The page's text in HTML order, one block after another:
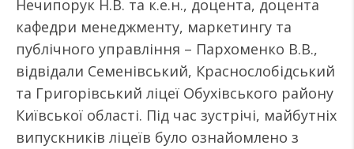
Нечипорук Н.В. та к.е.н., доцента, доцента
кафедри менеджменту, маркетингу та
публічного управління – Пархоменко В.В.,
відвідали Семенівський, Краснослобідський
та Григорівський ліцеї Обухівського району
Київської області. Під час зустрічі, майбутніх
випускників ліцеїв було ознайомлено з